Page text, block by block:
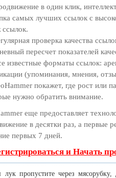
в один клик,
самых лучших ссылок с
проверка качества
пересчет показателей
известные форматы ссылок:
(упоминания, мнения,
покажет, где рост или
нужно обратить внимание.
еще предоставляет
в десятки раз, а первые
первых 7 дней.
и Начать
пропустите через мясорубку,